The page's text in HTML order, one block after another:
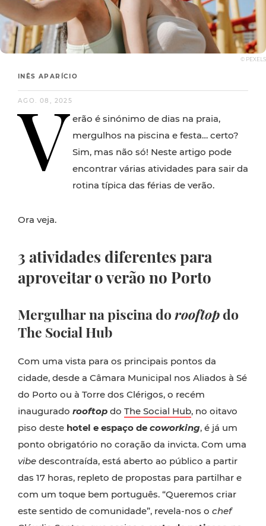
© PEXELS
INÊS APARÍCIO
AGO. 08, 2025
V erão é sinónimo de dias na praia,
mergulhos na piscina e festa… certo?
Sim, mas não só! Neste artigo pode
encontrar várias atividades para sair da
rotina típica das férias de verão.
Ora veja.
3 atividades diferentes para
aproveitar o verão no Porto
Mergulhar na piscina do rooftop do
The Social Hub
Com uma vista para os principais pontos da
cidade, desde a Câmara Municipal nos Aliados à Sé
do Porto ou à Torre dos Clérigos, o recém
inaugurado rooftop do The Social Hub, no oitavo
piso deste hotel e espaço de coworking, é já um
ponto obrigatório no coração da invicta. Com uma
vibe descontraída, está aberto ao público a partir
das 17 horas, repleto de propostas para partilhar e
com um toque bem português. “Queremos criar
este sentido de comunidade”, revela-nos o chef